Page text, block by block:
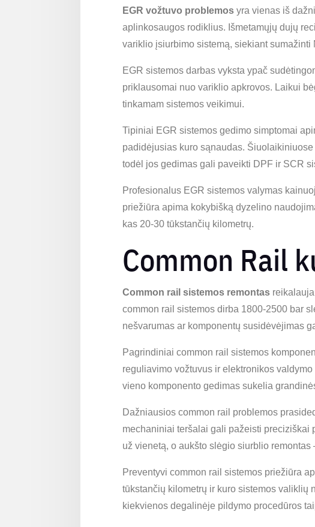
EGR vožtuvo problemos yra vienas iš
aplinkosaugos rodiklius. Išmetamųjų dujų
variklio įsiurbimo sistemą, siekiant sumažinti
EGR sistemos darbas vyksta ypač
priklausomai nuo variklio apkrovos. Laikui
tinkamam sistemos veikimui.
Tipiniai EGR sistemos gedimo simptomai
padidėjusias kuro sąnaudas.
todėl jos gedimas gali paveikti DPF ir SCR
Profesionalus EGR sistemos valymas
priežiūra apima kokybišką dyzelino
kas 20-30 tūkstančių kilometrų.
Common Rail
Common rail sistemos remontas
common rail sistemos dirba 1800-2500 bar
nešvarumas ar komponentų susidėvėjimas
Pagrindiniai common rail sistemos
reguliavimo vožtuvus ir elektronikos
vieno komponento gedimas sukelia
Dažniausios common rail problemos
mechaniniai teršalai gali pažeisti preciziškai
už vienetą, o aukšto slėgio siurblio remontas
Preventyvi common rail sistemos priežiūra
tūkstančių kilometrų ir kuro sistemos valiklių
kiekvienos degalinėje pildymo procedūros